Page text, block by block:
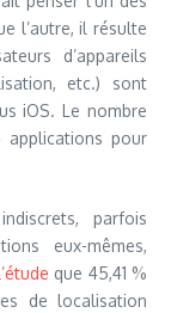
l’autre, il résulte
d’appareils
etc.) sont
iOS. Le nombre
applications pour
parfois
eux-mêmes,
que 45,41 %
de localisation